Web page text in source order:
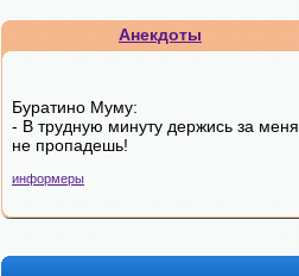
Анекдоты
Буратино Муму:
- В трудную минуту держись за меня,
не пропадешь!
информеры